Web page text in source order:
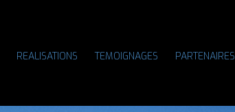
REALISATIONS TEMOIGNAGES PARTENAIRES